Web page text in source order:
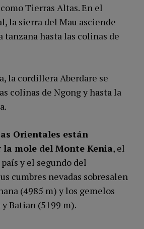
Tierras Altas. En el
la sierra del Mau asciende
tanzana hasta las colinas de
la cordillera Aberdare se
colinas de Ngong y hasta la
Orientales están
la mole del Monte Kenia, el
y el segundo del
cumbres nevadas sobresalen
(4985 m) y los gemelos
Batian (5199 m).